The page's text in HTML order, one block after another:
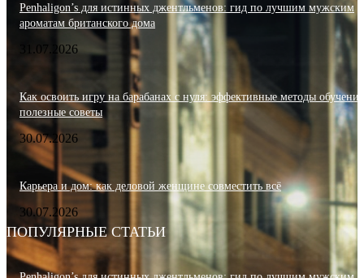
Penhaligon’s для истинных джентльменов: гид по лучшим мужским
ароматам британского дома
31.07.2026
Как освоить игру на барабанах с нуля: эффективные методы
полезные советы
30.07.2026
Карьера и дом: как деловой женщине совместить всё
30.07.2026
ПОПУЛЯРНЫЕ СТАТЬИ